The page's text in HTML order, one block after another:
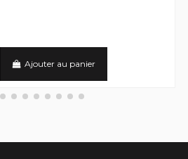
Ajouter au panier